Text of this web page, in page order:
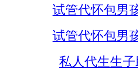
试管代怀包男
试管代怀包男
私人代生生